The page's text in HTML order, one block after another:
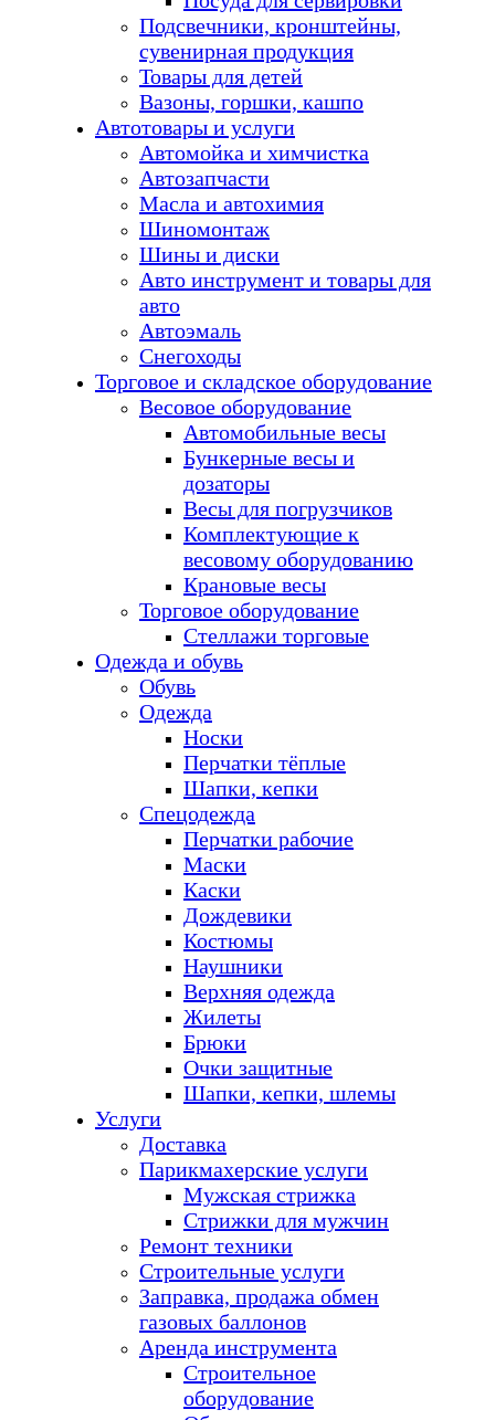
Подсвечники, кронштейны,
сувенирная продукция
Товары для детей
Вазоны, горшки, кашпо
Автотовары и услуги
Автомойка и химчистка
Автозапчасти
Масла и автохимия
Шиномонтаж
Шины и диски
Авто инструмент и товары для
авто
Автоэмаль
Снегоходы
Торговое и складское оборудование
Весовое оборудование
Автомобильные весы
Бункерные весы и
дозаторы
Весы для погрузчиков
Комплектующие к
весовому оборудованию
Крановые весы
Торговое оборудование
Стеллажи торговые
Одежда и обувь
Обувь
Одежда
Носки
Перчатки тёплые
Шапки, кепки
Спецодежда
Перчатки рабочие
Маски
Каски
Дождевики
Костюмы
Наушники
Верхняя одежда
Жилеты
Брюки
Очки защитные
Шапки, кепки, шлемы
Услуги
Доставка
Парикмахерские услуги
Мужская стрижка
Стрижки для мужчин
Ремонт техники
Строительные услуги
Заправка, продажа обмен
газовых баллонов
Аренда инструмента
Строительное
оборудование